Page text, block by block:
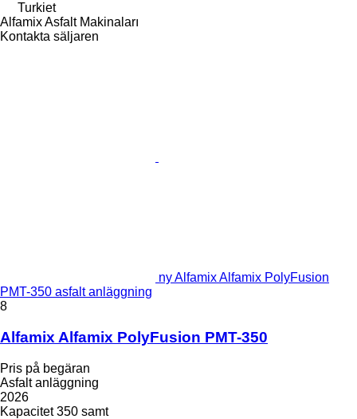
Turkiet
Alfamix Asfalt Makinaları
Kontakta säljaren
ny Alfamix Alfamix PolyFusion
PMT-350 asfalt anläggning
8
Alfamix Alfamix PolyFusion PMT-350
Pris på begäran
Asfalt anläggning
2026
Kapacitet 350 samt